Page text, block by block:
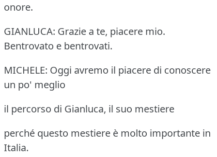
onore.
GIANLUCA: Grazie a te, piacere mio.
Bentrovato e bentrovati.
MICHELE: Oggi avremo il piacere di conoscere
un po' meglio
il percorso di Gianluca, il suo mestiere
perché questo mestiere è molto importante in
Italia.